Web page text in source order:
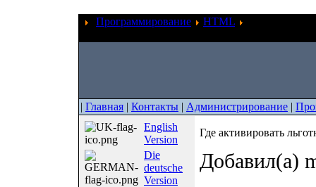
Программирование HTML
| Главная | Контакты | Администрирование |
English
Version
Die
deutsche
Version
Где активировать
Добавил(а)